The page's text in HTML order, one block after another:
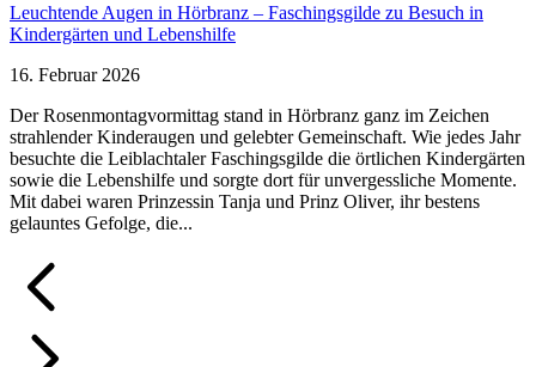
Leuchtende Augen in Hörbranz – Faschingsgilde zu Besuch in
Kindergärten und Lebenshilfe
16. Februar 2026
Der Rosenmontagvormittag stand in Hörbranz ganz im Zeichen
strahlender Kinderaugen und gelebter Gemeinschaft. Wie jedes Jahr
besuchte die Leiblachtaler Faschingsgilde die örtlichen Kindergärten
sowie die Lebenshilfe und sorgte dort für unvergessliche Momente.
Mit dabei waren Prinzessin Tanja und Prinz Oliver, ihr bestens
gelauntes Gefolge, die...